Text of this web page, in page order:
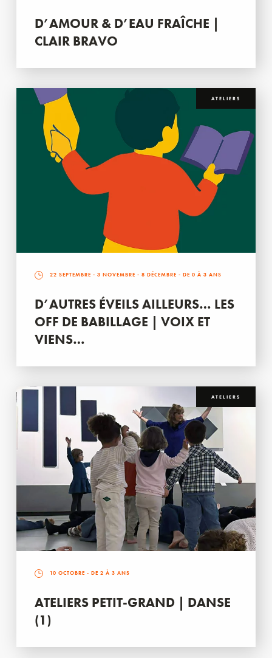
D’AMOUR & D’EAU FRAÎCHE |
CLAIR BRAVO
ATELIERS
22 SEPTEMBRE - 3 NOVEMBRE - 8 DÉCEMBRE - DE 0 À 3 ANS
D’AUTRES ÉVEILS AILLEURS… LES
OFF DE BABILLAGE | VOIX ET
VIENS…
ATELIERS
10 OCTOBRE - DE 2 À 3 ANS
ATELIERS PETIT-GRAND | DANSE
(1)